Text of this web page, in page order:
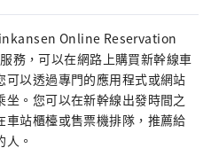
Online Reservation
務，可以在網路上購買新幹線車
以透過專門的應用程式或網站
。您可以在新幹線出發時間之
站櫃檯或售票機排隊，推薦給
。